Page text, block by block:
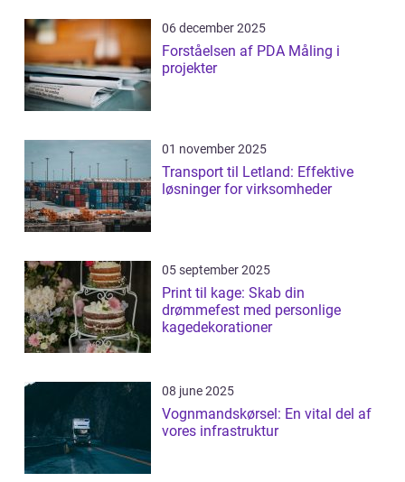
06 december 2025
Forståelsen af PDA Måling i
projekter
01 november 2025
Transport til Letland: Effektive
løsninger for virksomheder
05 september 2025
Print til kage: Skab din
drømmefest med personlige
kagedekorationer
08 june 2025
Vognmandskørsel: En vital del af
vores infrastruktur